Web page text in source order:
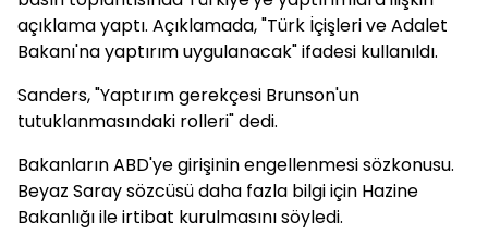
açıklama yaptı. Açıklamada, "Türk İçişleri ve Adalet
Bakanı'na yaptırım uygulanacak" ifadesi kullanıldı.
Sanders, "Yaptırım gerekçesi Brunson'un
tutuklanmasındaki rolleri" dedi.
Bakanların ABD'ye girişinin engellenmesi sözkonusu.
Beyaz Saray sözcüsü daha fazla bilgi için Hazine
Bakanlığı ile irtibat kurulmasını söyledi.